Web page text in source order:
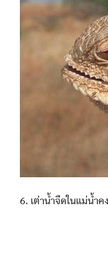
6. เต่าน้ำจืดในแม่น้ำ